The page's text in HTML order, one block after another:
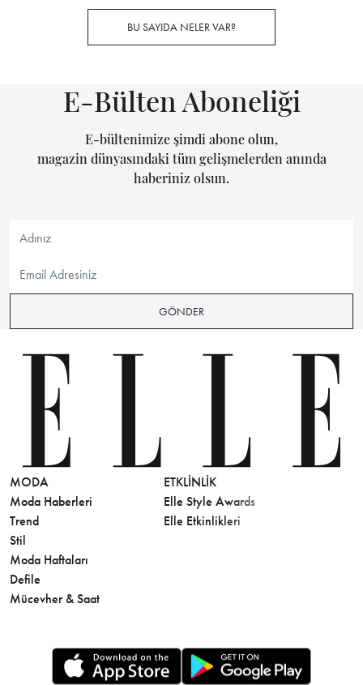
BU SAYIDA NELER VAR?
E-Bülten Aboneliği
E-bültenimize şimdi abone olun,
magazin dünyasındaki tüm gelişmelerden anında
haberiniz olsun.
GÖNDER
MODA
Moda Haberleri
Trend
Stil
Moda Haftaları
Defile
Mücevher & Saat
ETKLINLIK
Elle Style Awards
Elle Etkinlikleri